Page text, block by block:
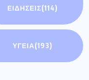
ΕΙΔΉΣΕΙΣ(114)
ΥΓΕΙΑ(193)